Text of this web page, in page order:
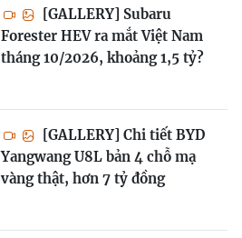
[GALLERY] Subaru
Forester HEV ra mắt Việt Nam
tháng 10/2026, khoảng 1,5 tỷ?
[GALLERY] Chi tiết BYD
Yangwang U8L bản 4 chỗ mạ
vàng thật, hơn 7 tỷ đồng